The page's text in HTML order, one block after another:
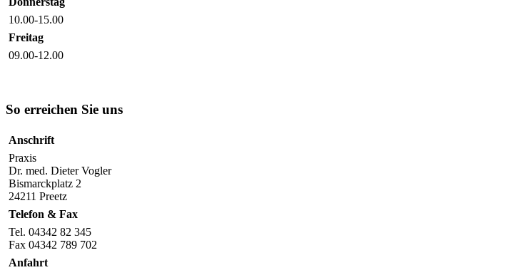
10.00-15.00
Freitag
09.00-12.00
So erreichen Sie uns
Anschrift
Praxis
Dr. med. Dieter Vogler
Bismarckplatz 2
24211 Preetz
Telefon & Fax
Tel. 04342 82 345
Fax 04342 789 702
Anfahrt